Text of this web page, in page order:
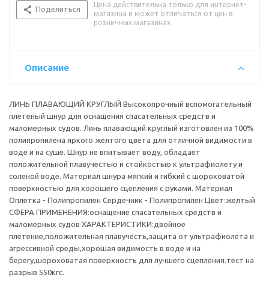
Поделиться
Цена действительна только для интернет-
магазина и может отличаться от цен в
розничных магазинах
Описание
ЛИНЬ ПЛАВАЮЩИЙ КРУГЛЫЙ Высокопрочный вспомогательный
плетеный шнур для оснащения спасательных средств и
маломерных судов. Линь плавающий круглый изготовлен из 100%
полипропилена яркого желтого цвета для отличной видимости в
воде и на суше. Шнур не впитывает воду, обладает
положительной плавучестью и стойкостью к ультрафиолету и
соленой воде. Материал шнура мягкий и гибкий с шороховатой
поверхностью для хорошего сцепления с руками. Материал
Оплетка - Полипропилен Сердечник - Полипропилен Цвет:желтый
СФЕРА ПРИМЕНЕНИЯ:оснащение спасательных средств и
маломерных судов ХАРАКТЕРИСТИКИ:двойное
плетение,положительная плавучесть,защита от ультрафиолета и
агрессивной среды,хорошая видимость в воде и на
берегу,шороховатая поверхность для лучшего сцепления.тест на
разрыв 550кгс.